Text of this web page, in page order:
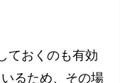
ておくのも有効
るため、その場